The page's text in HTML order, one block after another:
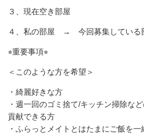
３、現在空き部屋
４、私の部屋 → 今回募集している
⭐︎重要事項⭐︎
＜このような方を希望＞
・綺麗好きな方
・週一回のゴミ捨て/キッチン掃除な
貢献できる方
・ふらっとメイトとはたまにご飯を